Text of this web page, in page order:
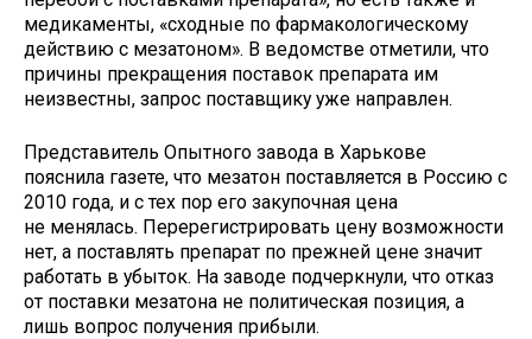
медикаменты, «сходные по фармакологическому
действию с мезатоном». В ведомстве отметили, что
причины прекращения поставок препарата им
неизвестны, запрос поставщику уже направлен.
Представитель Опытного завода в Харькове
пояснила газете, что мезатон поставляется в Россию с
2010 года, и с тех пор его закупочная цена
не менялась. Перерегистрировать цену возможности
нет, а поставлять препарат по прежней цене значит
работать в убыток. На заводе подчеркнули, что отказ
от поставки мезатона не политическая позиция, а
лишь вопрос получения прибыли.